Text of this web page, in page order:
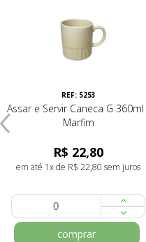
REF: 5253
Assar e Servir Caneca G 360ml
Marfim
R$ 22,80
em até 1x de R$ 22,80 sem juros
comprar